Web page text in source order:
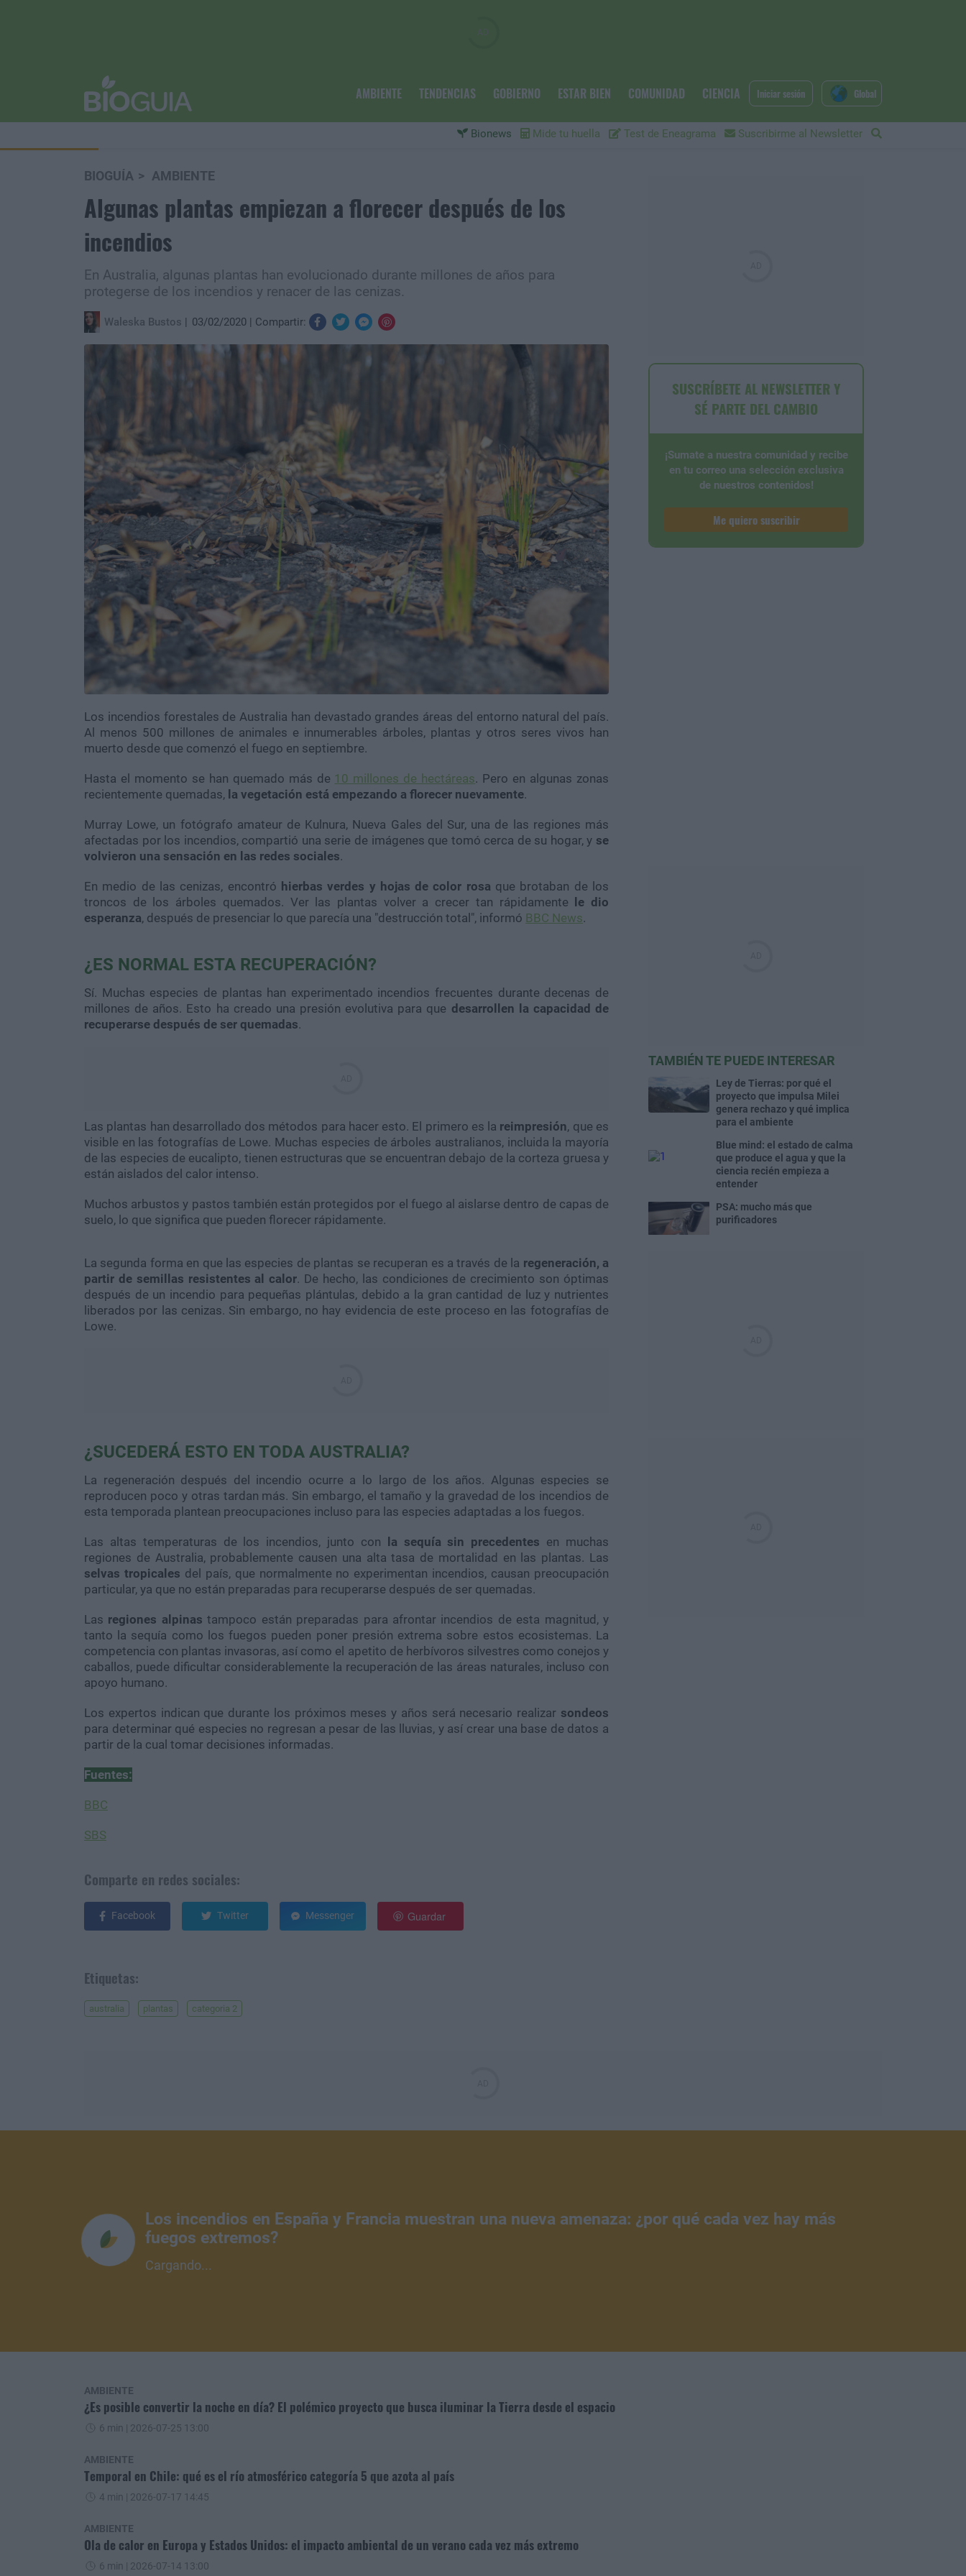
AMBIENTE TENDENCIAS GOBIERNO ESTAR BIEN COMUNIDAD CIENCIA
Bionews Mide tu huella Test de Eneagrama Suscribirme al Newsletter
Iniciar sesión Global
BIOGUÍA AMBIENTE
Algunas plantas empiezan a florecer después de los
incendios
En Australia, algunas plantas han evolucionado durante millones de años para
protegerse de los incendios y renacer de las cenizas.
Waleska Bustos 03/02/2020 Compartir:
Los incendios forestales de Australia han devastado grandes áreas del entorno natural del país.
Al menos 500 millones de animales e innumerables árboles, plantas y otros seres vivos han
muerto desde que comenzó el fuego en septiembre.
Hasta el momento se han quemado más de 10 millones de hectáreas. Pero en algunas zonas
recientemente quemadas, la vegetación está empezando a florecer nuevamente.
Murray Lowe, un fotógrafo amateur de Kulnura, Nueva Gales del Sur, una de las regiones más
afectadas por los incendios, compartió una serie de imágenes que tomó cerca de su hogar, y se
volvieron una sensación en las redes sociales.
En medio de las cenizas, encontró hierbas verdes y hojas de color rosa que brotaban de los
troncos de los árboles quemados. Ver las plantas volver a crecer tan rápidamente le dio
esperanza, después de presenciar lo que parecía una "destrucción total", informó BBC News.
¿ES NORMAL ESTA RECUPERACIÓN?
Sí. Muchas especies de plantas han experimentado incendios frecuentes durante decenas de
millones de años. Esto ha creado una presión evolutiva para que desarrollen la capacidad de
recuperarse después de ser quemadas.
Las plantas han desarrollado dos métodos para hacer esto. El primero es la reimpresión, que es
visible en las fotografías de Lowe. Muchas especies de árboles australianos, incluida la mayoría
de las especies de eucalipto, tienen estructuras que se encuentran debajo de la corteza gruesa y
están aislados del calor intenso.
Muchos arbustos y pastos también están protegidos por el fuego al aislarse dentro de capas de
suelo, lo que significa que pueden florecer rápidamente.
La segunda forma en que las especies de plantas se recuperan es a través de la regeneración, a
partir de semillas resistentes al calor. De hecho, las condiciones de crecimiento son óptimas
después de un incendio para pequeñas plántulas, debido a la gran cantidad de luz y nutrientes
liberados por las cenizas. Sin embargo, no hay evidencia de este proceso en las fotografías de
Lowe.
¿SUCEDERÁ ESTO EN TODA AUSTRALIA?
La regeneración después del incendio ocurre a lo largo de los años. Algunas especies se
reproducen poco y otras tardan más. Sin embargo, el tamaño y la gravedad de los incendios de
esta temporada plantean preocupaciones incluso para las especies adaptadas a los fuegos.
Las altas temperaturas de los incendios, junto con la sequía sin precedentes en muchas
regiones de Australia, probablemente causen una alta tasa de mortalidad en las plantas. Las
selvas tropicales del país, que normalmente no experimentan incendios, causan preocupación
particular, ya que no están preparadas para recuperarse después de ser quemadas.
Las regiones alpinas tampoco están preparadas para afrontar incendios de esta magnitud, y
tanto la sequía como los fuegos pueden poner presión extrema sobre estos ecosistemas. La
competencia con plantas invasoras, así como el apetito de herbívoros silvestres como conejos y
caballos, puede dificultar considerablemente la recuperación de las áreas naturales, incluso con
apoyo humano.
Los expertos indican que durante los próximos meses y años será necesario realizar sondeos
para determinar qué especies no regresan a pesar de las lluvias, y así crear una base de datos a
partir de la cual tomar decisiones informadas.
Fuentes:
BBC
SBS
Comparte en redes sociales:
Facebook Twitter Messenger Guardar
Etiquetas:
australia plantas categoria 2
SUSCRÍBETE AL NEWSLETTER Y
SÉ PARTE DEL CAMBIO
¡Sumate a nuestra comunidad y recibe
en tu correo una selección exclusiva
de nuestros contenidos!
Me quiero suscribir
TAMBIÉN TE PUEDE INTERESAR
Ley de Tierras: por qué el
proyecto que impulsa Milei
genera rechazo y qué implica
para el ambiente
Blue mind: el estado de calma
que produce el agua y que la
ciencia recién empieza a
entender
PSA: mucho más que
purificadores
Los incendios en España y Francia muestran una nueva amenaza: ¿por qué cada vez hay más
fuegos extremos?
Cargando...
AMBIENTE
¿Es posible convertir la noche en día? El polémico proyecto que busca iluminar la Tierra desde el espacio
6 min | 2026-07-25 13:00
AMBIENTE
Temporal en Chile: qué es el río atmosférico categoría 5 que azota al país
4 min | 2026-07-17 14:45
AMBIENTE
Ola de calor en Europa y Estados Unidos: el impacto ambiental de un verano cada vez más extremo
6 min | 2026-07-14 13:00